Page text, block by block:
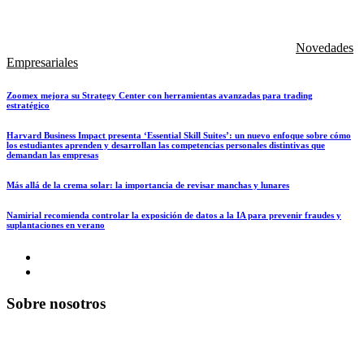
Novedades
Empresariales
Zoomex mejora su Strategy Center con herramientas avanzadas para trading
estratégico
Harvard Business Impact presenta ‘Essential Skill Suites’: un nuevo enfoque sobre cómo
los estudiantes aprenden y desarrollan las competencias personales distintivas que
demandan las empresas
Más allá de la crema solar: la importancia de revisar manchas y lunares
Namirial recomienda controlar la exposición de datos a la IA para prevenir fraudes y
suplantaciones en verano
Sobre nosotros